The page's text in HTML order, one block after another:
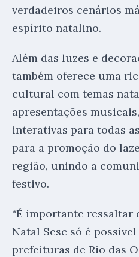
verdadeiros cenários
espírito natalino.
Além das luzes e
também oferece uma
cultural com temas
apresentações
interativas para todas
para a promoção do
região, unindo a
festivo.
“É importante ressaltar
Natal Sesc só é
prefeituras de Rio das